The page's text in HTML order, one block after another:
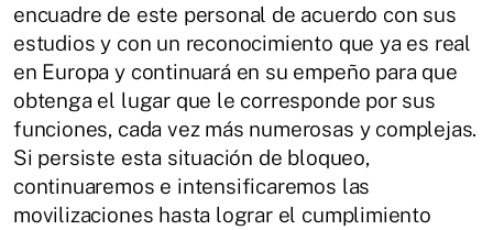
encuadre de este personal de acuerdo con sus
estudios y con un reconocimiento que ya es real
en Europa y continuará en su empeño para que
obtenga el lugar que le corresponde por sus
funciones, cada vez más numerosas y complejas.
Si persiste esta situación de bloqueo,
continuaremos e intensificaremos las
movilizaciones hasta lograr el cumplimiento